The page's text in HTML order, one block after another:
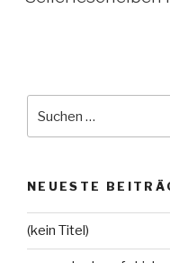
nach:
NEUESTE
(kein Titel)